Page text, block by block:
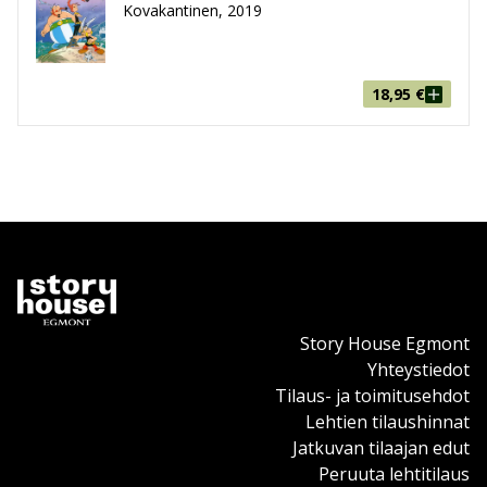
Kovakantinen, 2019
18,95 €
Story House Egmont
Yhteystiedot
Tilaus- ja toimitusehdot
Lehtien tilaushinnat
Jatkuvan tilaajan edut
Peruuta lehtitilaus